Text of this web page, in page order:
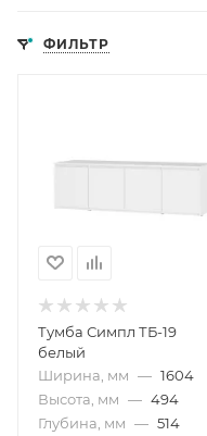
ФИЛЬТР
Тумба Симпл ТБ-19
белый
Ширина, мм — 1604
Высота, мм — 494
Глубина, мм — 514